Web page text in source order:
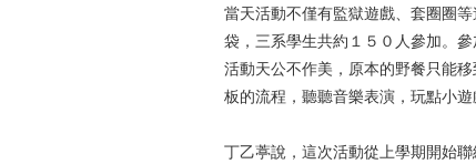
當天活動不僅有監獄遊戲、套圈圈
袋，三系學生共約１５０人參加。
活動天公不作美，原本的野餐只能
板的流程，聽聽音樂表演，玩點小
丁乙葶說，這次活動從上學期開始